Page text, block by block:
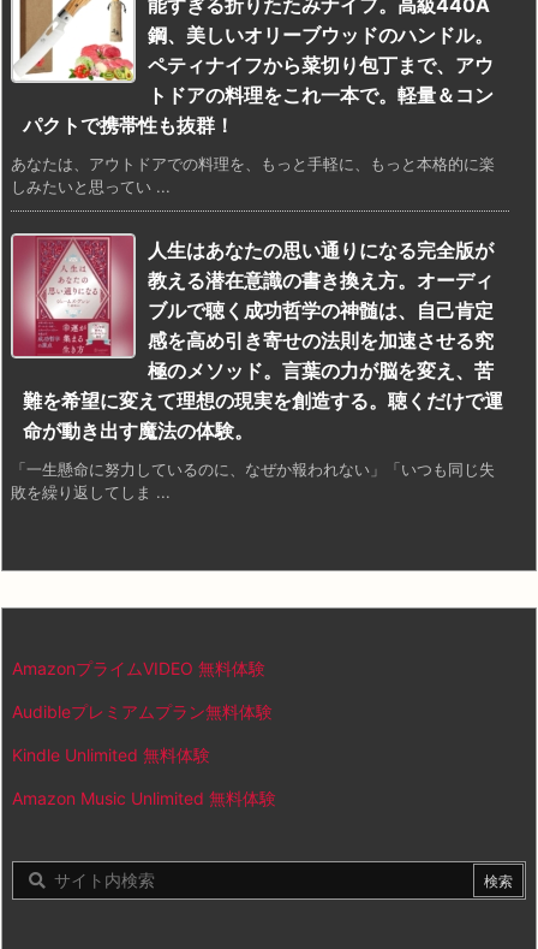
鋼、美しいオリーブウッドのハンドル。
ペティナイフから菜切り包丁まで、アウ
トドアの料理をこれ一本で。軽量＆コン
パクトで携帯性も抜群！
あなたは、アウトドアでの料理を、もっと手軽に、もっと本格的に楽
しみたいと思ってい ...
人生はあなたの思い通りになる完全版が
教える潜在意識の書き換え方。オーディ
ブルで聴く成功哲学の神髄は、自己肯定
感を高め引き寄せの法則を加速させる究
極のメソッド。言葉の力が脳を変え、苦
難を希望に変えて理想の現実を創造する。聴くだけで運
命が動き出す魔法の体験。
「一生懸命に努力しているのに、なぜか報われない」「いつも同じ失
敗を繰り返してしま ...
AmazonプライムVIDEO 無料体験
Audibleプレミアムプラン無料体験
Kindle Unlimited 無料体験
Amazon Music Unlimited 無料体験